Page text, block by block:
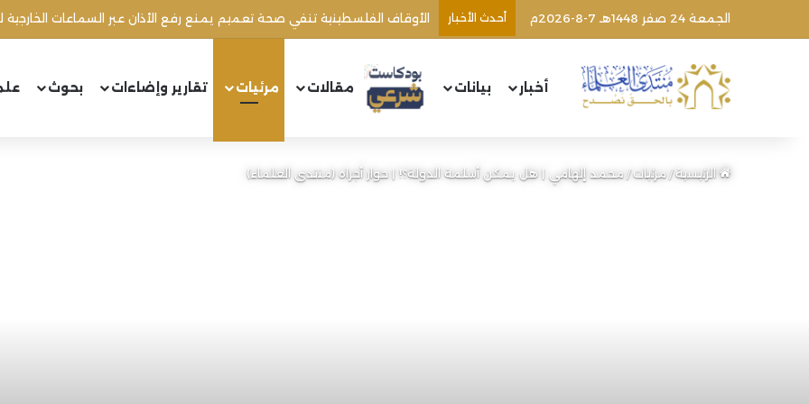
الجمعة 24 صفر 1448هـ 7-8-2026م أحدث الأخبار
أخبار بيانات مقالات مرئيات تقارير وإضاءات بحوث
الرئيسية/مرئيات/محمد إلهامي | هل يمكن أسلمة الدولة؟! | حوار أجراه (منتدى العلماء)